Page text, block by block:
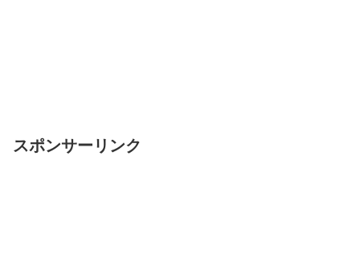
スポンサーリンク